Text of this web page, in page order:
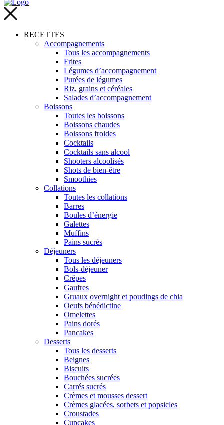
RECETTES
Accompagnements
Tous les accompagnements
Frites
Légumes d’accompagnement
Purées de légumes
Riz, grains et céréales
Salades d’accompagnement
Boissons
Toutes les boissons
Boissons chaudes
Boissons froides
Cocktails
Cocktails sans alcool
Shooters alcoolisés
Shots de bien-être
Smoothies
Collations
Toutes les collations
Barres
Boules d’énergie
Galettes
Muffins
Pains sucrés
Déjeuners
Tous les déjeuners
Bols-déjeuner
Crêpes
Gaufres
Gruaux overnight et poudings de chia
Oeufs bénédictine
Omelettes
Pains dorés
Pancakes
Desserts
Tous les desserts
Beignes
Biscuits
Bouchées sucrées
Carrés sucrés
Crèmes et mousses dessert
Crèmes glacées, sorbets et popsicles
Croustades
Cupcakes